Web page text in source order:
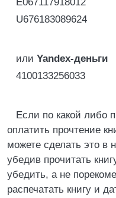
U676183089624
или Yandex-деньги
4100133256033
Если по какой либо
оплатить прочтение
можете сделать это в
убедив прочитать
убедить, а не
распечатать книгу и